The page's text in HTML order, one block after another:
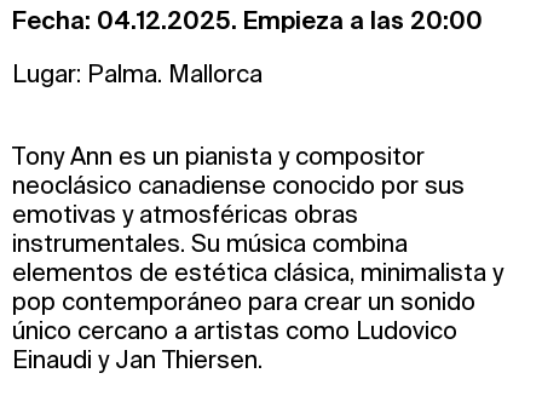
Fecha: 04.12.2025. Empieza a las 20:00
Lugar: Palma. Mallorca
Tony Ann es un pianista y compositor
neoclásico canadiense conocido por sus
emotivas y atmosféricas obras
instrumentales. Su música combina
elementos de estética clásica, minimalista y
pop contemporáneo para crear un sonido
único cercano a artistas como Ludovico
Einaudi y Jan Thiersen.